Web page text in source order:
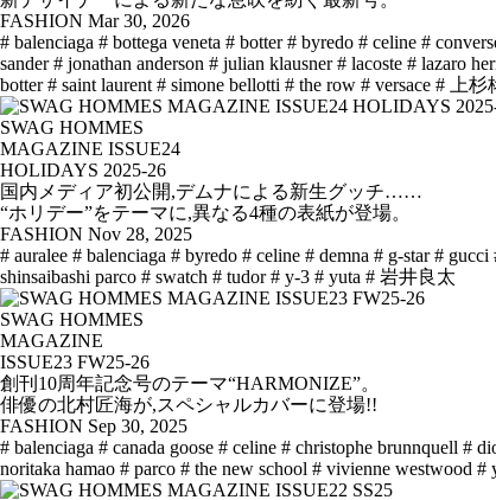
FASHION Mar 30, 2026
# balenciaga # bottega veneta # botter # byredo # celine #
sander # jonathan anderson # julian klausner # lacoste # lazaro
botter # saint laurent # simone bellotti # the row # versace # 上杉
SWAG HOMMES
MAGAZINE ISSUE24
HOLIDAYS 2025-26
国内メディア初公開,デムナによる新生グッチ……
“ホリデー”をテーマに,異なる4種の表紙が登場。
FASHION Nov 28, 2025
# auralee # balenciaga # byredo # celine # demna # g-star # gucci
shinsaibashi parco # swatch # tudor # y-3 # yuta # 岩井良太
SWAG HOMMES
MAGAZINE
ISSUE23 FW25-26
創刊10周年記念号のテーマ“HARMONIZE”。
俳優の北村匠海が,スペシャルカバーに登場!!
FASHION Sep 30, 2025
# balenciaga # canada goose # celine # christophe brunnquell #
noritaka hamao # parco # the new school # vivienne westwood #